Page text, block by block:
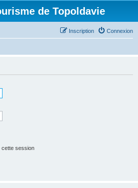
de Topoldavie
Connexion
Inscription
cette session